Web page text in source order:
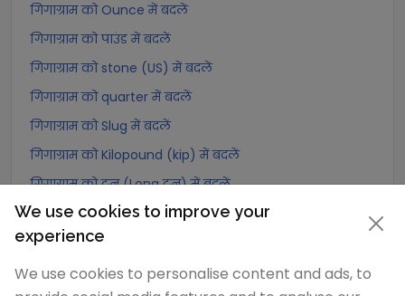
गिगाग्राम को Ounce में बदलें
गिगाग्राम को पाउंड में बदलें
गिगाग्राम को stone (US) में बदलें
गिगाग्राम को quarter में बदलें
गिगाग्राम को Slug में बदलें
गिगाग्राम को Kilopound (kip) में बदलें
गिगाग्राम को टन (Long टन) में बदलें
गिगाग्राम को US टन (Short टन) में बदलें
गिगाग्राम को Tonne (Metric टन) में बदलें
गिगाग्राम को Quintal (metric) में बदलें
We use cookies to improve your
experience
We use cookies to personalise content and ads, to